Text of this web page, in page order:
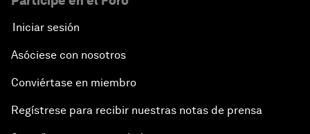
Iniciar sesión
Asóciese con nosotros
Conviértase en miembro
Regístrese para recibir nuestras notas de prensa